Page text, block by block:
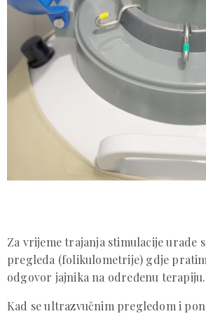
Za vrijeme trajanja stimulacije urade
pregleda (folikulometrije) gdje
odgovor jajnika na određenu terapiju.
Kad se ultrazvučnim pregledom i